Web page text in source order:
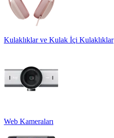
Kulaklıklar ve Kulak İçi Kulaklıklar
Web Kameraları